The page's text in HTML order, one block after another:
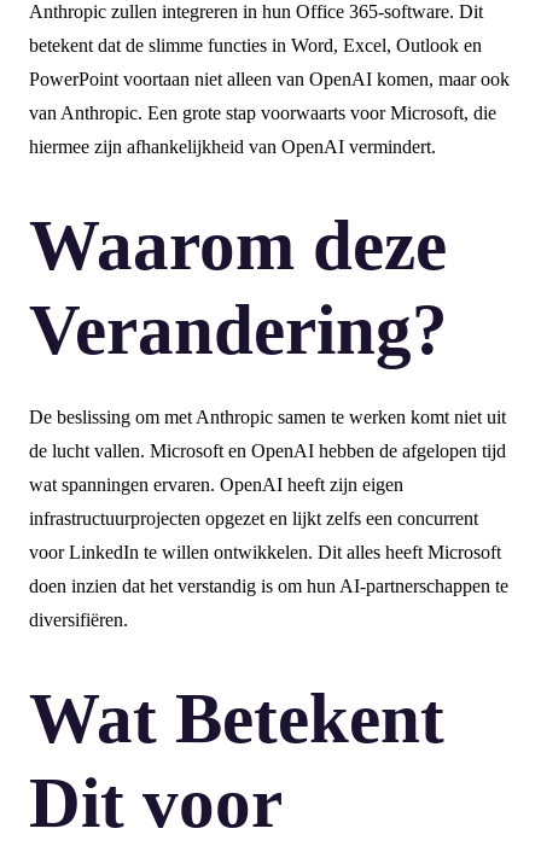
Anthropic zullen integreren in hun Office 365-software. Dit
betekent dat de slimme functies in Word, Excel, Outlook en
PowerPoint voortaan niet alleen van OpenAI komen, maar ook
van Anthropic. Een grote stap voorwaarts voor Microsoft, die
hiermee zijn afhankelijkheid van OpenAI vermindert.
Waarom deze
Verandering?
De beslissing om met Anthropic samen te werken komt niet uit
de lucht vallen. Microsoft en OpenAI hebben de afgelopen tijd
wat spanningen ervaren. OpenAI heeft zijn eigen
infrastructuurprojecten opgezet en lijkt zelfs een concurrent
voor LinkedIn te willen ontwikkelen. Dit alles heeft Microsoft
doen inzien dat het verstandig is om hun AI-partnerschappen te
diversifiëren.
Wat Betekent
Dit voor